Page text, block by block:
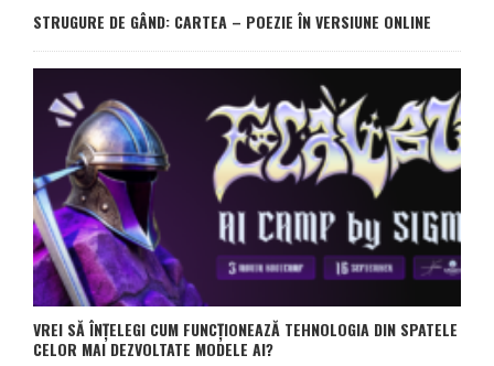
STRUGURE DE GÂND: CARTEA – POEZIE ÎN VERSIUNE ONLINE
VREI SĂ ÎNȚELEGI CUM FUNCȚIONEAZĂ TEHNOLOGIA DIN SPATELE
CELOR MAI DEZVOLTATE MODELE AI?